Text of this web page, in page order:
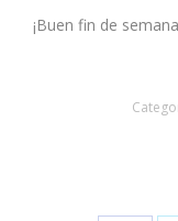
¡Buen fin de